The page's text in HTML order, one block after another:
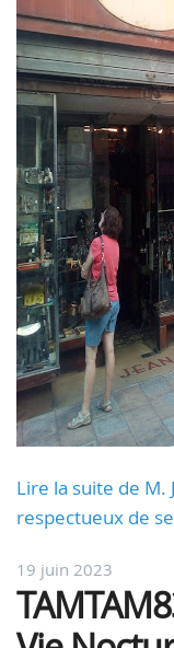
Lire la suite de
respectueux de
19 juin 2023